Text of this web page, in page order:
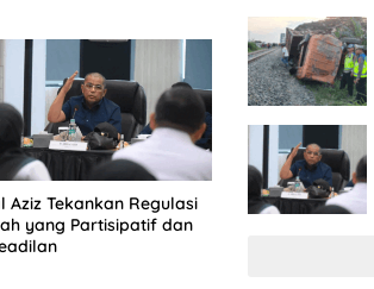
Aziz Tekankan Regulasi
yang Partisipatif dan